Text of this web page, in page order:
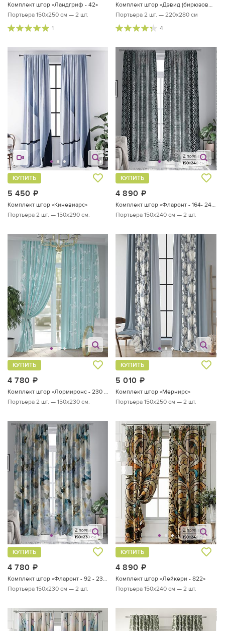
Комплект штор «Ландгриф - 42»
Портьера 150х250 см — 2 шт.
1
Комплект штор «Дэвид (бирюзовый)»
Портьера 2 шт. — 220х280 см
4
5 450
КУПИТЬ
Комплект штор «Киневиарс»
Портьера 2 шт. — 150х290 см.
4 890
КУПИТЬ
Комплект штор «Фларонт - 164- 240 см»
Портьера 150х240 см — 2 шт.
4 780
КУПИТЬ
Комплект штор «Лормиронс - 230 см»
Портьера 2 шт. — 150х230 см.
5 010
КУПИТЬ
Комплект штор «Мернирс»
Портьера 150х250 см — 2 шт.
4 780
КУПИТЬ
Комплект штор «Фларонт - 92 - 230 см»
Портьера 150х230 см — 2 шт.
4 890
КУПИТЬ
Комплект штор «Лейкери - 822»
Портьера 150х240 см — 2 шт.